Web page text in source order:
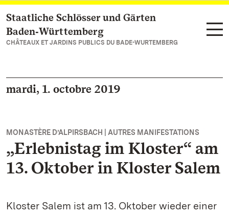
Vers la page d’accueil
Staatliche Schlösser und Gärten
Baden‑Württemberg
CHÂTEAUX ET JARDINS PUBLICS DU BADE-WURTEMBERG
mardi, 1. octobre 2019
MONASTÈRE D’ALPIRSBACH | AUTRES MANIFESTATIONS
„Erlebnistag im Kloster“ am
13. Oktober in Kloster Salem
Kloster Salem ist am 13. Oktober wieder einer